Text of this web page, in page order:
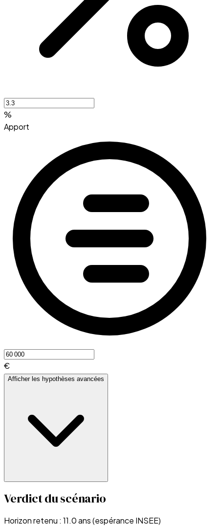
%
Apport
€
Afficher les hypothèses avancées
Verdict du scénario
Horizon retenu : 11.0ans (espérance INSEE)